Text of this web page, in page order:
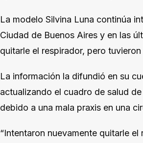
La modelo Silvina Luna continúa
Ciudad de Buenos Aires y en las
quitarle el respirador, pero
La información la difundió en su
actualizando el cuadro de salud
debido a una mala praxis en una
“Intentaron nuevamente quitarle